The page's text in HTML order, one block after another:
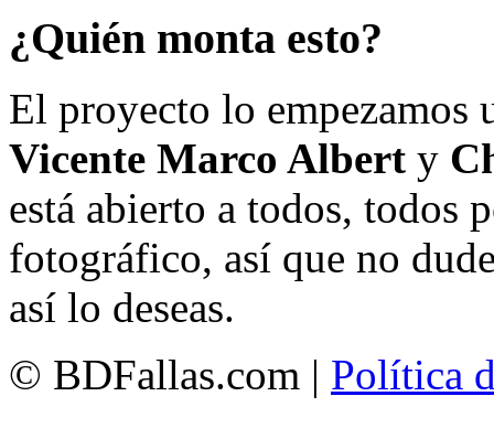
¿Quién monta esto?
El proyecto lo empezamos
Vicente Marco Albert y
está abierto a todos, todos
fotográfico, así que no
así lo deseas.
© BDFallas.com | Política